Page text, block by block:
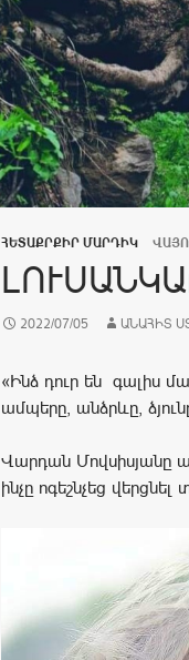
ՀԵՏԱՔՐՔԻՐ ՄԱՐԴԻԿ
2022/07/05 ԱՆԱՀԻՏ
«Ինձ դուր են գալիս
ամպերը, անձրևը,
Վարդան Մովսիսյանը
ինչը ոգեշնչեց